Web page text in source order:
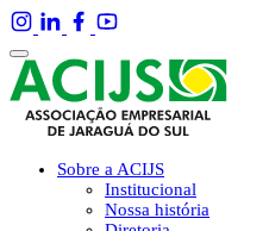
Sobre a ACIJS
Institucional
Nossa história